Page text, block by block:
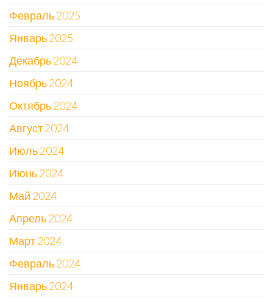
Февраль 2025
Январь 2025
Декабрь 2024
Ноябрь 2024
Октябрь 2024
Август 2024
Июль 2024
Июнь 2024
Май 2024
Апрель 2024
Март 2024
Февраль 2024
Январь 2024